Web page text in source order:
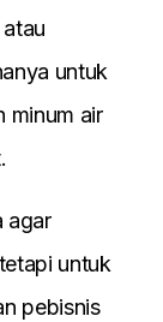
untuk
minum air
agar
untuk
pebisnis